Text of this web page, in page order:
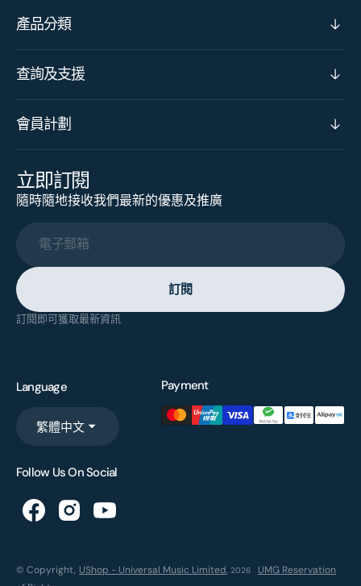
產品分類
查詢及支援
會員計劃
立即訂閱
隨時隨地接收我們最新的優惠及推廣
電子郵箱
訂閱
訂閱即可獲取最新資訊
Language
繁體中文
Payment
Follow Us On Social
© Copyright, UShop - Universal Music Limited, 2026
UMG Reservation